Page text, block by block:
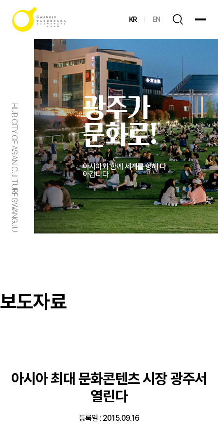
KR EN
HUB CITY OF ASIAN CULTURE GWANGJU
광주가
문화로!
아시아와 함께 세계를 향해 나
아갑니다
보도자료
아시아 최대 문화콘텐츠 시장 광주서
열린다
등록일 : 2015.09.16